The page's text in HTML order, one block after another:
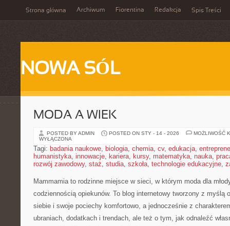
Strona główna Archiwum Fiorentina Redakcja Spis Treści
NOWA SÓL
MODA A WIEK
POSTED BY ADMIN POSTED ON STY - 14 - 2026
MOŻLIWOŚĆ
WYŁĄCZONA
Tagi: badania naukowe, biologia, chemia, cv, edukacja,
humanistyka, innowacje, kariera, kursy, matematyka, nauka,
rozwój zawodowy, staż, studia, szkoła, technologie edukacyjne,
Mammamia to rodzinne miejsce w sieci, w którym moda dla
codziennością opiekunów. To blog internetowy tworzony z myślą
siebie i swoje pociechy komfortowo, a jednocześnie z
ubraniach, dodatkach i trendach, ale też o tym, jak odnaleźć